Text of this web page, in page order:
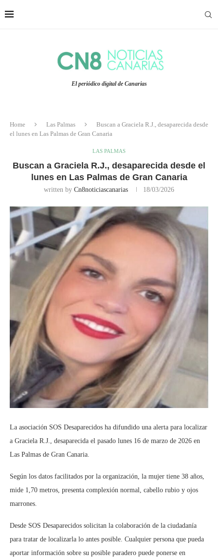
El periódico digital de Canarias
Home Las Palmas
Buscan a Graciela R.J., desaparecida desde
el lunes en Las Palmas de Gran Canaria
LAS PALMAS
Buscan a Graciela R.J., desaparecida desde el
lunes en Las Palmas de Gran Canaria
written by Cn8noticiascanarias 18/03/2026
La asociación SOS Desaparecidos ha difundido una alerta para localizar
a Graciela R.J., desaparecida el pasado lunes 16 de marzo de 2026 en
Las Palmas de Gran Canaria.
Según los datos facilitados por la organización, la mujer tiene 38 años,
mide 1,70 metros, presenta complexión normal, cabello rubio y ojos
marrones.
Desde SOS Desaparecidos solicitan la colaboración de la ciudadanía
para tratar de localizarla lo antes posible. Cualquier persona que pueda
aportar información sobre su posible paradero puede ponerse en